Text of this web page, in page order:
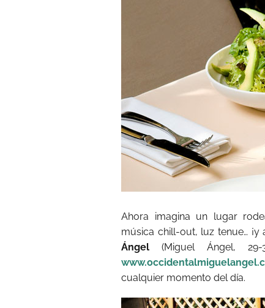
Ahora imagina un lugar
música chill-out, luz tenue…
Ángel(Miguel Ángel,
cualquier momento del día.